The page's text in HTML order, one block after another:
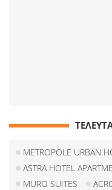
METROPOLE URBAN
ASTRA HOTEL
MURO SUITES